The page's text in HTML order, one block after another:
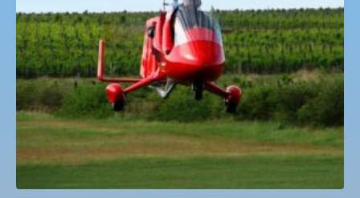
Gyrokopter autogyro Sétarepülés
18,000Ft